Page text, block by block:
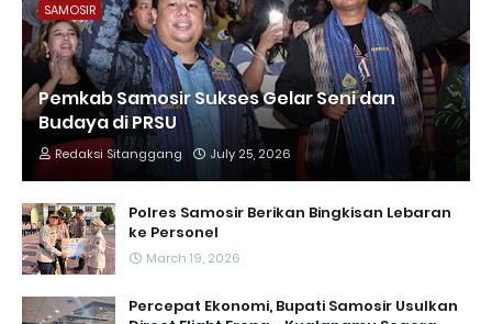
SAMOSIR
Pemkab Samosir Sukses Gelar Seni dan
Budaya di PRSU
Redaksi Sitanggang July 25, 2026
Polres Samosir Berikan Bingkisan Lebaran
ke Personel
March 19, 2026
Percepat Ekonomi, Bupati Samosir Usulkan